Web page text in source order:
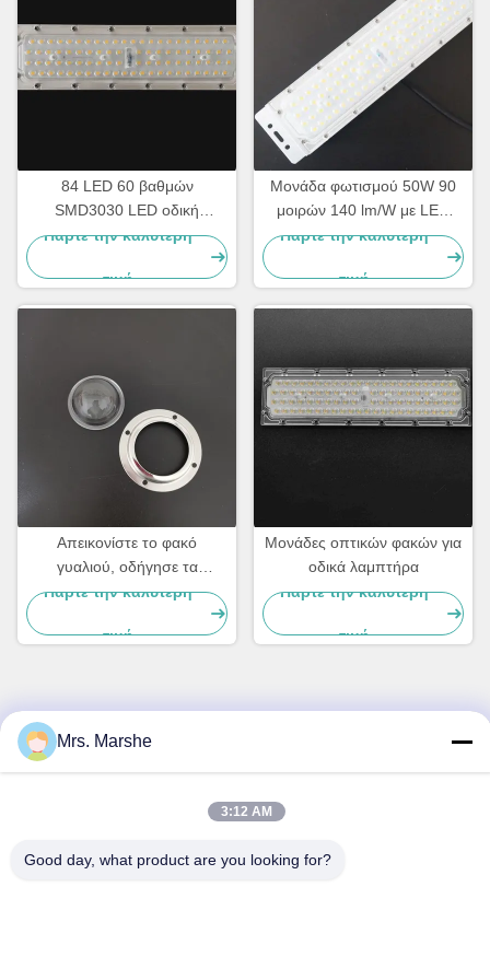
84 LED 60 βαθμών
SMD3030 LED οδική
φωτεινή μονάδα με 140lm/w
αποδοτικότητα και PC φακό
Πάρτε την καλύτερη
τιμή
Μονάδα φωτισμού 50W 90
μοιρών 140 lm/W με LED
SMD3030 και ψύκτρα
αλουμινίου για βιομηχανικό
και οδικό φωτισμό
Πάρτε την καλύτερη
τιμή
Απεικονίστε το φακό
γυαλιού, οδήγησε τα
τμήματα φωτεινών
σηματοδοτών με τη υψηλή
δύναμη που οδηγείται
Πάρτε την καλύτερη
τιμή
Μονάδες οπτικών φακών για
οδικά λαμπτήρα
Πάρτε την καλύτερη
τιμή
Γρήγορη επικοινωνία
Room7E, εμποδίστε το Α, κτήριο Binfen Shiji, δρόμος
Mrs. Marshe
3:12 AM
Good day, what product are you looking for?